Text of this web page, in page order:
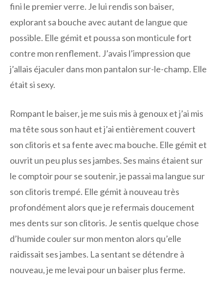
fini le premier verre. Je lui rendis son baiser,
explorant sa bouche avec autant de langue que
possible. Elle gémit et poussa son monticule fort
contre mon renflement. J’avais l’impression que
j’allais éjaculer dans mon pantalon sur-le-champ. Elle
était si sexy.
Rompant le baiser, je me suis mis à genoux et j’ai mis
ma tête sous son haut et j’ai entièrement couvert
son clitoris et sa fente avec ma bouche. Elle gémit et
ouvrit un peu plus ses jambes. Ses mains étaient sur
le comptoir pour se soutenir, je passai ma langue sur
son clitoris trempé. Elle gémit à nouveau très
profondément alors que je refermais doucement
mes dents sur son clitoris. Je sentis quelque chose
d’humide couler sur mon menton alors qu’elle
raidissait ses jambes. La sentant se détendre à
nouveau, je me levai pour un baiser plus ferme.